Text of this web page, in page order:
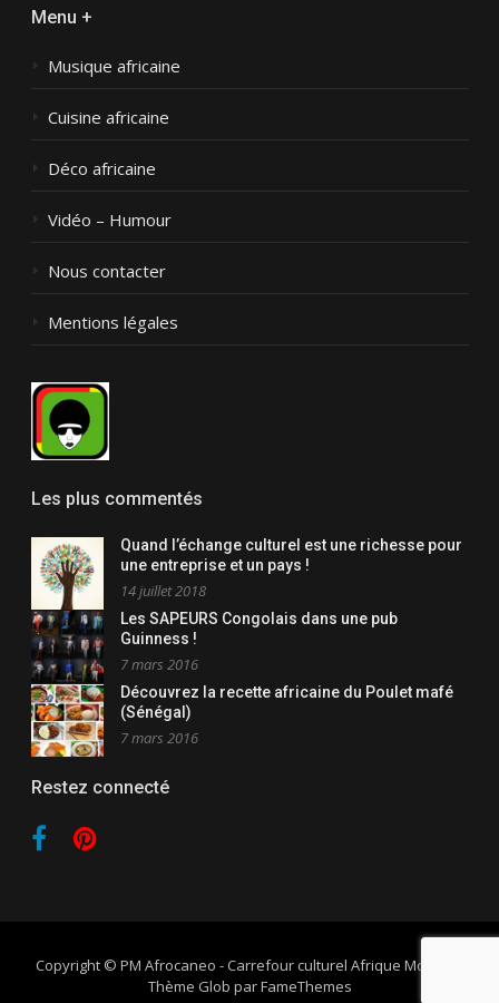
Menu +
Musique africaine
Cuisine africaine
Déco africaine
Vidéo – Humour
Nous contacter
Mentions légales
Les plus commentés
Quand l’échange culturel est une richesse pour
une entreprise et un pays !
14 juillet 2018
Les SAPEURS Congolais dans une pub
Guinness !
7 mars 2016
Découvrez la recette africaine du Poulet mafé
(Sénégal)
7 mars 2016
Restez connecté
FacebookApple
Copyright © PM Afrocaneo - Carrefour culturel Afrique Monde
Thème Glob parFameThemes